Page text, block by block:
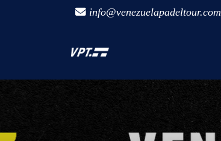
info@venezuelapadeltour.com